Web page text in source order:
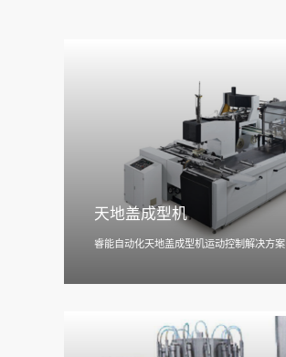
天地盖成型机
睿能自动化天地盖成型机运动控制解决方案